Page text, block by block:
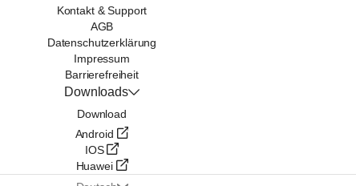
Kontakt & Support
AGB
Datenschutzerklärung
Impressum
Barrierefreiheit
Downloads
Download
Android
IOS
Huawei